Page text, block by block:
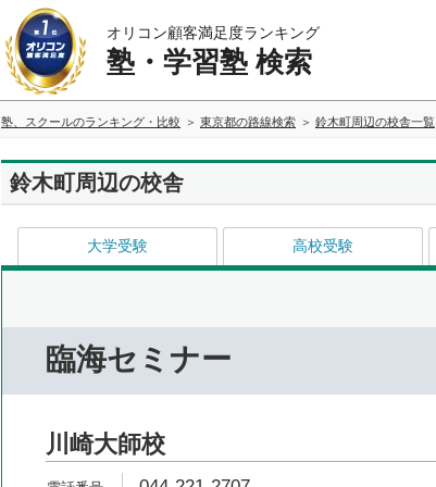
オリコン顧客満足度ランキング
塾・学習塾 検索
塾、スクールのランキング・比較 東京都の路線検索 鈴木町周辺の校舎一覧
鈴木町周辺の校舎
大学受験 高校受験
臨海セミナー
川崎大師校